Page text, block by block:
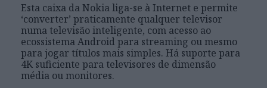
Esta caixa da Nokia liga-se à Internet e permite
‘converter’ praticamente qualquer televisor
numa televisão inteligente, com acesso ao
ecossistema Android para streaming ou mesmo
para jogar títulos mais simples. Há suporte para
4K suficiente para televisores de dimensão
média ou monitores.